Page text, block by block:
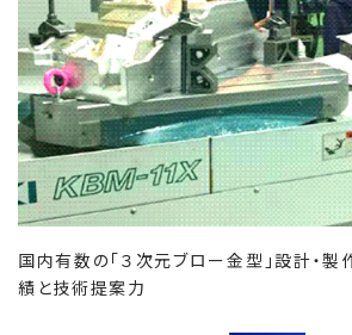
国内有数の「３次元ブロー金型」設計・
績と技術提案力